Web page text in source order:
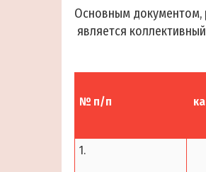
Основным документом,
является
№ п/п
1.